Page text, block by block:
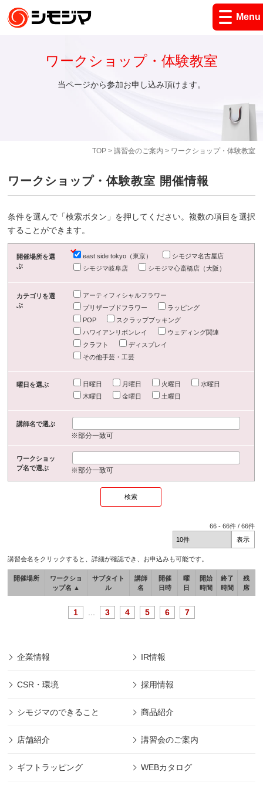
Menu
TOP> 講習会のご案内 > ワークショップ・体験教室
ワークショップ・体験教室
当ページから参加お申し込み頂けます。
ワークショップ・体験教室 開催情報
条件を選んで「検索ボタン」を押してください。複数の項目を選択
することができます。
開催場所を選
ぶ
east side tokyo（東京）
シモジマ名古屋店
シモジマ岐阜店
シモジマ心斎橋店（大阪）
カテゴリを選
ぶ
アーティフィシャルフラワー
プリザーブドフラワー
ラッピング
POP
スクラップブッキング
ハワイアンリボンレイ
ウェディング関連
クラフト
ディスプレイ
その他手芸・工芸
曜日を選ぶ 日曜日 月曜日 火曜日
水曜日
木曜日
金曜日 土曜日
講師名で選ぶ
※部分一致可
ワークショッ
プ名で選ぶ
※部分一致可
66 -66件 /66件
講習会名をクリックすると、詳細が確認でき、お申込みも可能です。
開催場所
ワークショ
ップ名 ▲
サブタイト
ル
講師
名
開催
日時
曜
日
開始
時間
終了
時間
残
席
1 3 4 5 6 7
企業情報 IR情報
CSR・環境 採用情報
シモジマのできること 商品紹介
店舗紹介 講習会のご案内
ギフトラッピング WEBカタログ